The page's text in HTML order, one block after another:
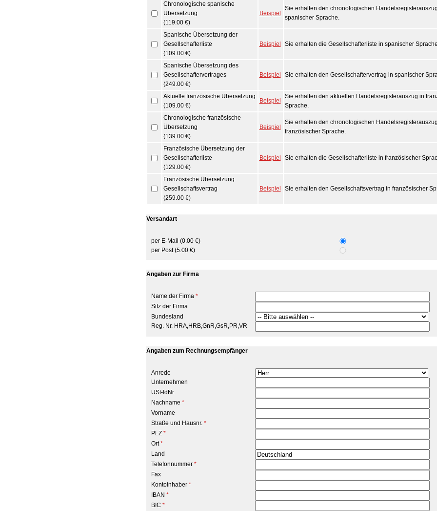
Chronologische spanische
Übersetzung
(119.00 €)
Beispiel
Sie erhalten den chronologischen
spanischer Sprache.
Spanische Übersetzung der
Gesellschafterliste
(109.00 €)
Beispiel Sie erhalten die Gesellschafterliste in spanischer
Spanische Übersetzung des
Gesellschaftervertrages
(249.00 €)
Beispiel Sie erhalten den Gesellschaftervertrag in spanischer
Aktuelle französische Übersetzung
(109.00 €)
Beispiel
Sie erhalten den aktuellen Handelsregisterauszug in
Sprache.
Chronologische französische
Übersetzung
(139.00 €)
Beispiel
Sie erhalten den chronologischen
französischer Sprache.
Französische Übersetzung der
Gesellschafterliste
(129.00 €)
Beispiel Sie erhalten die Gesellschafterliste in französischer
Französische Übersetzung
Gesellschaftsvertrag
(259.00 €)
Beispiel Sie erhalten den Gesellschaftsvertrag in französischer
Versandart
per E-Mail (0.00 €)
per Post (5.00 €)
Angaben zur Firma
Name der Firma*
Sitz der Firma
Bundesland
Reg. Nr. HRA,HRB,GnR,GsR,PR,VR
Angaben zum Rechnungsempfänger
Anrede
Unternehmen
USt-IdNr.
Nachname *
Vorname
Straße und Hausnr.*
PLZ*
Ort*
Land
Telefonnummer*
Fax
Kontoinhaber*
IBAN *
BIC *